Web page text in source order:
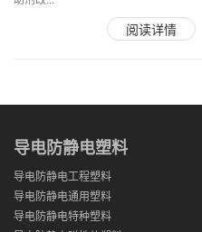
阅读详情
导电防静电塑料
导电防静电工程塑料
导电防静电通用塑料
导电防静电特种塑料